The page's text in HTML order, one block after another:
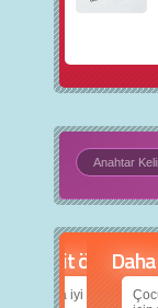
Daha iyi